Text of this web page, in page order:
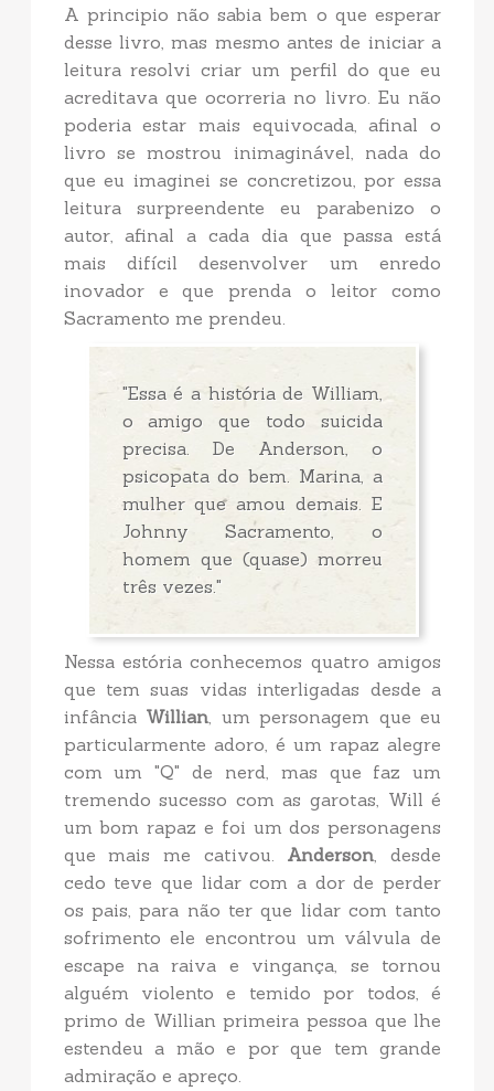
A principio não sabia bem o que esperar
desse livro, mas mesmo antes de iniciar a
leitura resolvi criar um perfil do que eu
acreditava que ocorreria no livro. Eu não
poderia estar mais equivocada, afinal o
livro se mostrou inimaginável, nada do
que eu imaginei se concretizou, por essa
leitura surpreendente eu parabenizo o
autor, afinal a cada dia que passa está
mais difícil desenvolver um enredo
inovador e que prenda o leitor como
Sacramento me prendeu.
"Essa é a história de William,
o amigo que todo suicida
precisa. De Anderson, o
psicopata do bem. Marina, a
mulher que amou demais. E
Johnny Sacramento, o
homem que (quase) morreu
três vezes."
Nessa estória conhecemos quatro amigos
que tem suas vidas interligadas desde a
infância Willian, um personagem que eu
particularmente adoro, é um rapaz alegre
com um "Q" de nerd, mas que faz um
tremendo sucesso com as garotas, Will é
um bom rapaz e foi um dos personagens
que mais me cativou. Anderson, desde
cedo teve que lidar com a dor de perder
os pais, para não ter que lidar com tanto
sofrimento ele encontrou um válvula de
escape na raiva e vingança, se tornou
alguém violento e temido por todos, é
primo de Willian primeira pessoa que lhe
estendeu a mão e por que tem grande
admiração e apreço.